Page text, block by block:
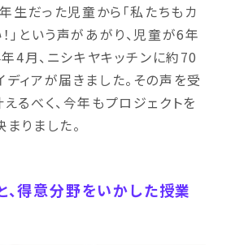
生だった児童から「私たちもカ
」という声があがり、児童が6年
4月、ニシキヤキッチンに約70
ィアが届きました。その声を受
るべく、今年もプロジェクトを
りました。
、得意分野をいかした授業